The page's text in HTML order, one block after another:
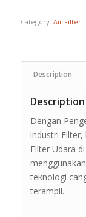
Category: Air Filter
Description
Description
Dengan
industri
Filter Udara
teknologi
terampil.